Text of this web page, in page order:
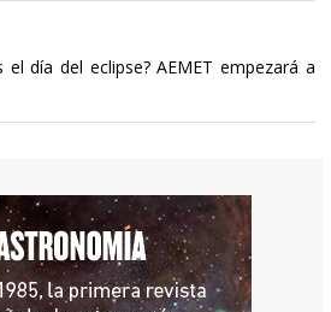
el día del eclipse? AEMET empezará a